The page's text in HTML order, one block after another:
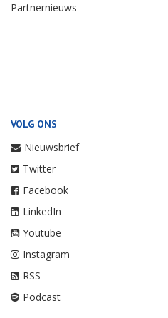
Partnernieuws
VOLG ONS
Nieuwsbrief
Twitter
Facebook
LinkedIn
Youtube
Instagram
RSS
Podcast